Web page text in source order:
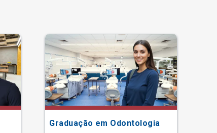
Graduação em Odontologia